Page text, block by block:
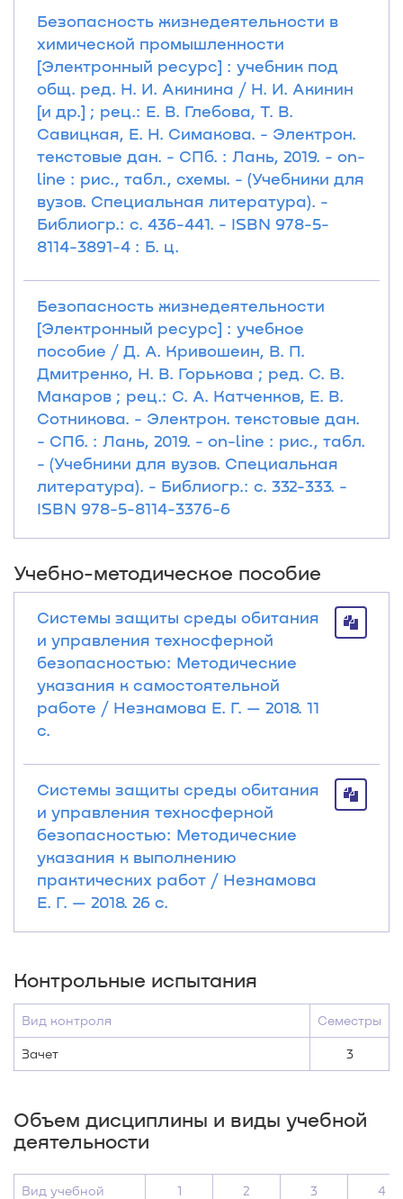
Безопасность жизнедеятельности в
химической промышленности
[Электронный ресурс] : учебник под
общ. ред. Н. И. Акинина / Н. И. Акинин
[и др.] ; рец.: Е. В. Глебова, Т. В.
Савицкая, Е. Н. Симакова. - Электрон.
текстовые дан. - СПб. : Лань, 2019. - on-
line : рис., табл., схемы. - (Учебники для
вузов. Специальная литература). -
Библиогр.: с. 436-441. - ISBN 978-5-
8114-3891-4 : Б. ц.
Безопасность жизнедеятельности
[Электронный ресурс] : учебное
пособие / Д. А. Кривошеин, В. П.
Дмитренко, Н. В. Горькова ; ред. С. В.
Макаров ; рец.: С. А. Катченков, Е. В.
Сотникова. - Электрон. текстовые дан.
- СПб. : Лань, 2019. - on-line : рис., табл.
- (Учебники для вузов. Специальная
литература). - Библиогр.: с. 332-333. -
ISBN 978-5-8114-3376-6
Учебно-методическое пособие
Системы защиты среды обитания
и управления техносферной
безопасностью: Методические
указания к самостоятельной
работе / Незнамова Е. Г. — 2018. 11
с.
Системы защиты среды обитания
и управления техносферной
безопасностью: Методические
указания к выполнению
практических работ / Незнамова
Е. Г. — 2018. 26 с.
Контрольные испытания
Вид контроля Семестры
Зачет 3
Объем дисциплины и виды учебной
деятельности
Вид учебной
1
2
3
4